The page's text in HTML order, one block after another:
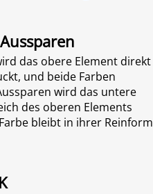
das obere Element direkt
und beide Farben
wird das untere
des oberen Elements
bleibt in ihrer Reinform